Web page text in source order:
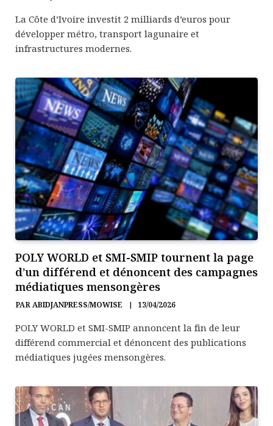
La Côte d’Ivoire investit 2 milliards d’euros pour
développer métro, transport lagunaire et
infrastructures modernes.
POLY WORLD et SMI-SMIP tournent la page
d’un différend et dénoncent des campagnes
médiatiques mensongères
PARABIDJANPRESS/MOWISE 13/04/2026
POLY WORLD et SMI-SMIP annoncent la fin de leur
différend commercial et dénoncent des publications
médiatiques jugées mensongères.